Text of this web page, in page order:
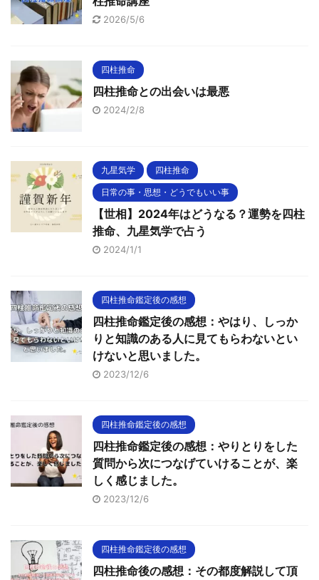
2026/5/6
四柱推命
四柱推命との出会いは最悪
2024/2/8
九星気学 四柱推命
日常の事・思想・どうでもいい事
【世相】2024年はどうなる？運勢を四柱
推命、九星気学で占う
2024/1/1
四柱推命鑑定後の感想
四柱推命鑑定後の感想：やはり、しっか
りと知識のある人に見てもらわないとい
けないと思いました。
2023/12/6
四柱推命鑑定後の感想
四柱推命鑑定後の感想：やりとりをした
質問から次につなげていけることが、楽
しく感じました。
2023/12/6
四柱推命鑑定後の感想
四柱推命後の感想：その都度解説して頂